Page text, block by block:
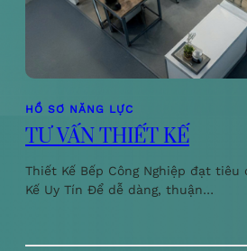
HỒ SƠ NĂNG LỰC
TƯ VẤN THIẾT KẾ
Thiết Kế Bếp Công Nghiệp đạt
Kế Uy Tín Để dễ dàng, thuận…